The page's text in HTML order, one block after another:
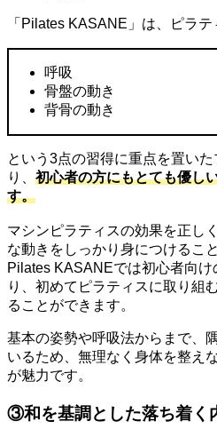
「Pilates KASANE」は、ピラ
呼吸
骨盤の動き
背骨の動き
という3点の習得に重点を置い
り、 初心者の方にもとても優し
す。
マシンピラティスの効果を正し
な動きをしっかり身につけるこ
Pilates KASANEでは初心者向
り、初めてピラティスに取り組
ることができます。
基本の姿勢や呼吸法からまで、
いるため、無理なく身体を整え
が魅力です。
③和を基調とした落ち着く